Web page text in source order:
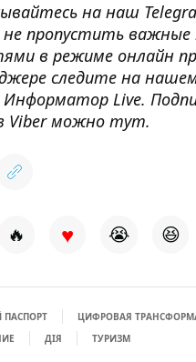
на наш
пропустить важные
в режиме онлайн
следите на
Информатор Live.
Viber можно тут.
🔥 ♥ 😭 😆
ЦИФРОВАЯ
ДІЯ ТУРИЗМ